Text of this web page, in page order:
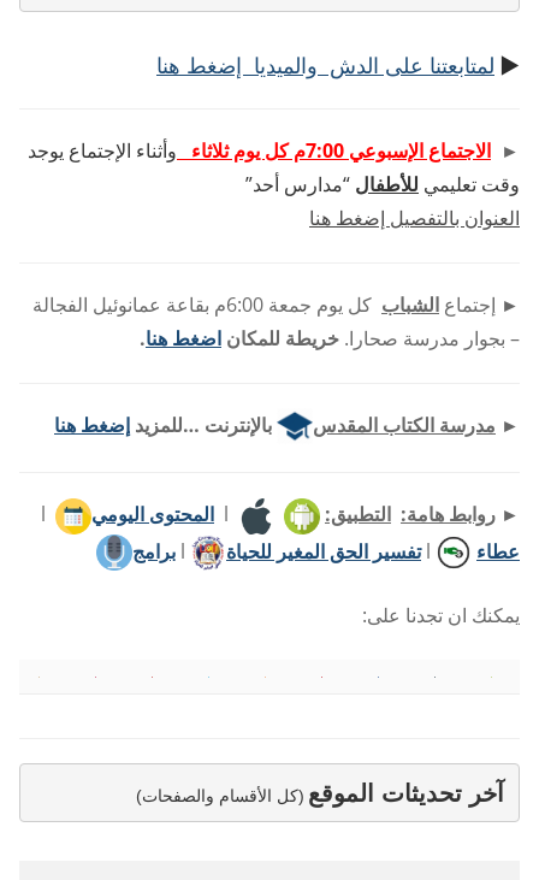
► لمتابعتنا على الدش والميديا إضغط هنا
► الاجتماع الإسبوعي 7:00م كل يوم ثلاثاء
وأثناء الإجتماع يوجد
وقت تعليمي للأطفال “مدارس أحد”
العنوان بالتفصيل إضغط هنا
► إجتماع الشباب
كل يوم جمعة 6:00م بقاعة عمانوئيل الفجالة
– بجوار مدرسة صحارا. خريطة للمكان اضغط هنا.
► مدرسة الكتاب المقدس بالإنترنت …للمزيد إضغط هنا
► روابط هامة: التطبيق: المحتوى اليومي
عطاء
تفسير الحق المغير للحياة برامج
يمكنك ان تجدنا على:
آخر تحديثات الموقع (كل الأقسام والصفحات)